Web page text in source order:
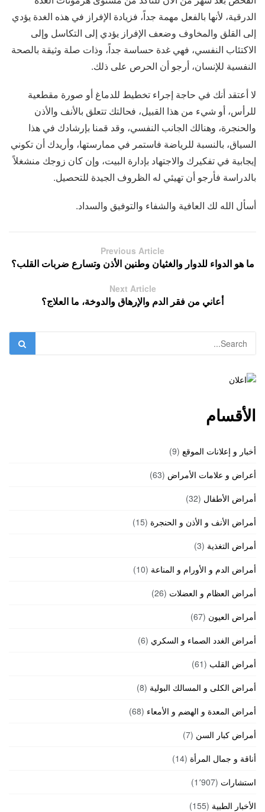
الدرقية، لأنها بالفعل مهمة جداً، فزيادة الإفراز في هذه الغدة يؤدي
إلى القلق والمخاوف وضعف الإفراز يؤدي إلى التكاسل وإلى
الاكتئاب النفسي، فهي غدة حساسة جداً، وذات صلة وثيقة بالصحة
النفسية للإنسان، أرجو أن الحرص على ذلك.
لا أعتقد أنك في حاجة إجراء تخطيط للدماغ أو صورة مقطعية
للرأس، أو شيء من هذا القبيل، فحالتك تتعلق بالأنف والأذن
والحنجرة، وهنالك الجانب النفسي، وقد قمنا بإرشادك في هذا
السياق، بالنسبة للرياضة فاستمر في ممارستها، وأريدك أن تكوني
إيجابية في تفكيرك والاجتهاد بإدارة البيت، وإن كان زوجك منشغلاً
بالدراسة فأرجو أن تهيئي له الظروف الجيدة للتحصيل.
أسأل الله لك العافية والشفاء والتوفيق والسداد.
Previous Article
ما هو الدواء للدوار والغثيان وطنين الأذن وتسارع ضربات القلب؟
Next Article
أعاني من فقر الدم والإرهاق والدوخة، ما العلاج؟
الأقسام
أخبار و إعلانات الموقع (9)
أعراض و علامات الأمراض (63)
أمراض الأطفال (32)
أمراض الأنف و الأذن و الحنجرة (15)
أمراض التغذية (3)
أمراض الدم و الأورام و المناعة (10)
أمراض العظام و العضلات (26)
أمراض العيون (67)
أمراض الغدد الصماء و السكري (6)
أمراض القلب (61)
أمراض الكلى و المسالك البولية (8)
أمراض المعدة و الهضم و الأمعاء (68)
أمراض كبار السن (7)
أناقة و جمال المرأة (14)
استشارات (1٬907)
الأخبار الطبية (155)